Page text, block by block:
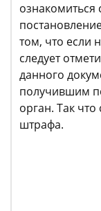
том, что если
следует
данного
получившим
орган. Так
штрафа.